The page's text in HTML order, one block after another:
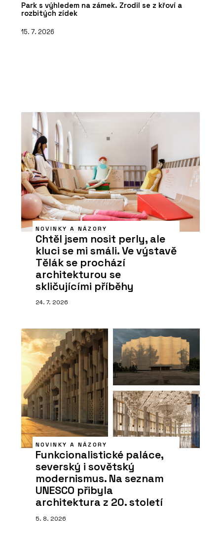
Park s výhledem na zámek. Zrodil se z křoví a
rozbitých zídek
15. 7. 2026
NOVINKY A NÁZORY
Chtěl jsem nosit perly, ale
kluci se mi smáli. Ve výstavě
Tělák se prochází
architekturou se
skličujícími příběhy
24. 7. 2026
NOVINKY A NÁZORY
Funkcionalistické paláce,
severský i sovětský
modernismus. Na seznam
UNESCO přibyla
architektura z 20. století
5. 8. 2026